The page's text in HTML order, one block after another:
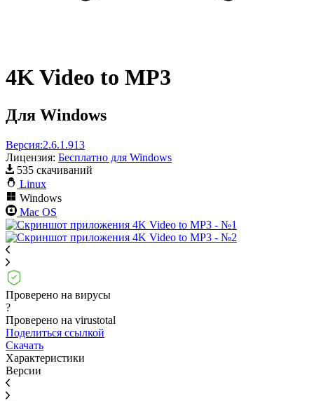
4K Video to MP3
Для Windows
Версия:2.6.1.913
Лицензия: Бесплатно для Windows
535 скачиваний
Linux
Windows
Mac OS
Проверено на вирусы
?
Проверено на virustotal
Поделиться ссылкой
Скачать
Характеристики
Версии